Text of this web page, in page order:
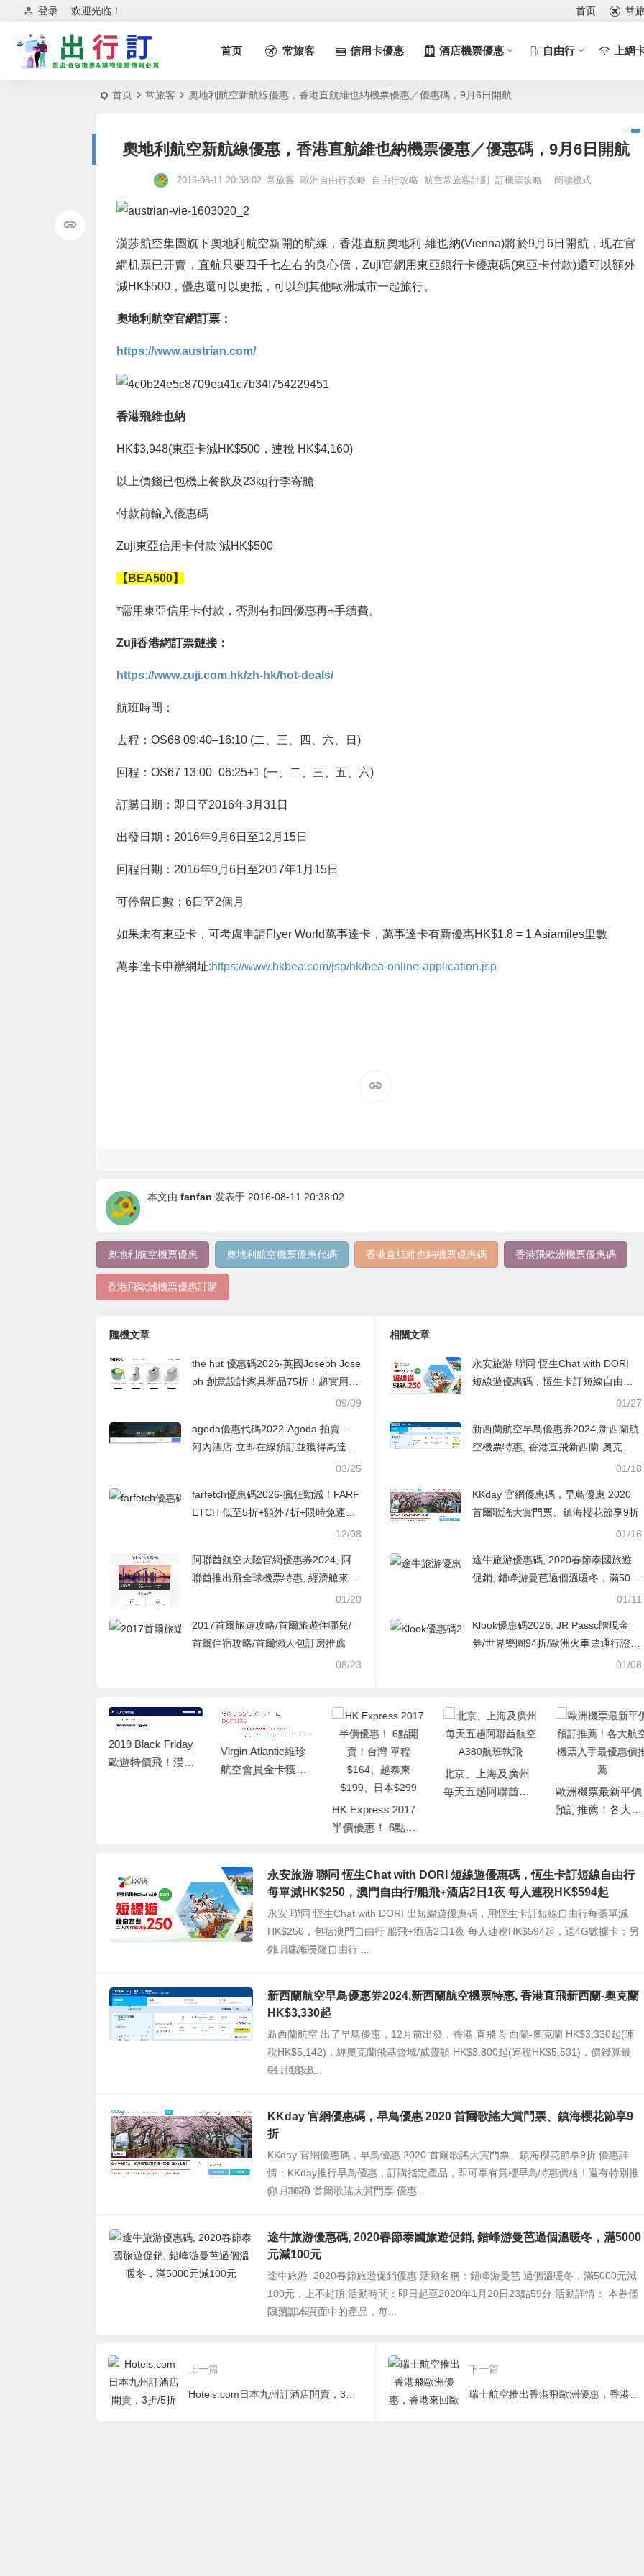
欢迎光临！
登录 首页 常
首页 常旅客 信用卡優惠 酒店機票優惠 自由行 上網
首页 常旅客 奧地利航空新航線優惠，香港直航維也納機票優惠／優惠碼，9月6日開航
奧地利航空新航線優惠，香港直航維也納機票優惠／優惠碼，9月6日開航
2016-08-11 20:38:02 常旅客 歐洲自由行攻略 自由行攻略 航空常旅客計劃 訂機票攻略 阅读模式
漢莎航空集團旗下奧地利航空新開的航線，香港直航奧地利-維也納(Vienna)將於9月6日開航，现在官
網机票已开賣，直航只要四千七左右的良心價，Zuji官網用東亞銀行卡優惠碼(東亞卡付款)還可以額外
減HK$500，優惠還可以更抵，可以到其他歐洲城市一起旅行。
奧地利航空官網訂票：
https://www.austrian.com/
香港飛維也納
HK$3,948(東亞卡減HK$500，連稅 HK$4,160)
以上價錢已包機上餐飲及23kg行李寄艙
付款前輸入優惠碼
Zuji東亞信用卡付款 減HK$500
【BEA500】
*需用東亞信用卡付款，否則有扣回優惠再+手續費。
Zuji香港網訂票鏈接：
https://www.zuji.com.hk/zh-hk/hot-deals/
航班時間：
去程：OS68 09:40–16:10 (二、三、四、六、日)
回程：OS67 13:00–06:25+1 (一、二、三、五、六)
訂購日期：即日至2016年3月31日
出發日期：2016年9月6日至12月15日
回程日期：2016年9月6日至2017年1月15日
可停留日數：6日至2個月
如果未有東亞卡，可考慮申請Flyer World萬事達卡，萬事達卡有新優惠HK$1.8 = 1 Asiamiles里數
萬事達卡申辦網址:https://www.hkbea.com/jsp/hk/bea-online-application.jsp
本文由 fanfan 发表于 2016-08-11 20:38:02
奧地利航空機票優惠 奧地利航空機票優惠代碼 香港直航維也納機票優惠碼 香港飛歐洲機票優惠碼
香港飛歐洲機票優惠訂購
隨機文章
the hut 優惠碼2026-英國Joseph Jose
ph 創意設計家具新品75折！超實用型
09/09
agoda優惠代碼2022-Agoda 拍賣 –
河內酒店-立即在線預訂並獲得高達7
03/25
farfetch優惠碼2026-瘋狂勁減！FARF
ETCH 低至5折+額外7折+限時免運
費！Veja 人氣靚鞋款可低至香港售價5
12/08
阿聯酋航空大陸官網優惠券2024, 阿
聯酋推出飛全球機票特惠, 經濟艙來回
01/20
2017首爾旅遊攻略/首爾旅遊住哪兒/
首爾住宿攻略/首爾懶人包訂房推薦
08/23
相關文章
永安旅游 聯同 恆生Chat with DORI
短線遊優惠碼，恆生卡訂短線自由行
每單減HK$250，澳門自由行/船飛+酒
01/27
新西蘭航空早鳥優惠券2024,新西蘭航
空機票特惠, 香港直飛新西蘭-奧克蘭
01/18
KKday 官網優惠碼，早鳥優惠 2020
首爾歌謠大賞門票、鎮海櫻花節享9折
01/16
途牛旅游優惠碼, 2020春節泰國旅遊
促銷, 錯峰游曼芭過個溫暖冬，滿500
01/11
Klook優惠碼2026, JR Passc贈現金
券/世界樂園94折/歐洲火車票通行證8
5折, 日本商品滿3,888現折400/韓國商
01/08
2019 Black Friday
歐遊特價飛！漢莎
Virgin Atlantic維珍
航空會員金卡獲取
HK Express 2017
半價優惠！ 6點開
日本$299
北京、上海及廣州
每天五趟阿聯酋航
歐洲機票最新平價
預訂推薦！各大航
永安旅游 聯同 恆生Chat with DORI 短線遊優惠碼，恆生卡訂短線自由行
每單減HK$250，澳門自由行/船飛+酒店2日1夜 每人連稅HK$594起
永安 聯同 恆生Chat with DORI 出短線遊優惠碼，用恆生卡訂短線自由行每張單減
HK$250，包括澳門自由行 船飛+酒店2日1夜 每人連稅HK$594起，送4G數據卡；另
外，珠海長隆自由行 ...
01月27日
新西蘭航空早鳥優惠券2024,新西蘭航空機票特惠, 香港直飛新西蘭-奧克蘭
HK$3,330起
新西蘭航空 出了早鳥優惠，12月前出發，香港 直飛 新西蘭-奧克蘭 HK$3,330起(連
稅HK$5,142)，經奧克蘭飛基督城/威靈頓 HK$3,800起(連稅HK$5,531)，價錢算最
平，可以8...
01月18日
KKday 官網優惠碼，早鳥優惠 2020 首爾歌謠大賞門票、鎮海櫻花節享9
折
KKday 官網優惠碼，早鳥優惠 2020 首爾歌謠大賞門票、鎮海櫻花節享9折 優惠詳
情：KKday推行早鳥優惠，訂購指定產品，即可享有賞櫻早鳥特惠價格！還有特別推
介－2020 首爾歌謠大賞門票 優惠...
01月16日
途牛旅游優惠碼, 2020春節泰國旅遊促銷, 錯峰游曼芭過個溫暖冬，滿5000
元減100元
途牛旅游 2020春節旅遊促銷優惠 活動名稱：錯峰游曼芭 過個溫暖冬，滿5000元減
100元，上不封頂 活動時間：即日起至2020年1月20日23點59分 活動詳情： 本券僅
限預訂本頁面中的產品，每...
01月11日
上一篇 下一篇
瑞士航空推出香港飛歐洲優惠，香港來回歐洲多地連稅約四千